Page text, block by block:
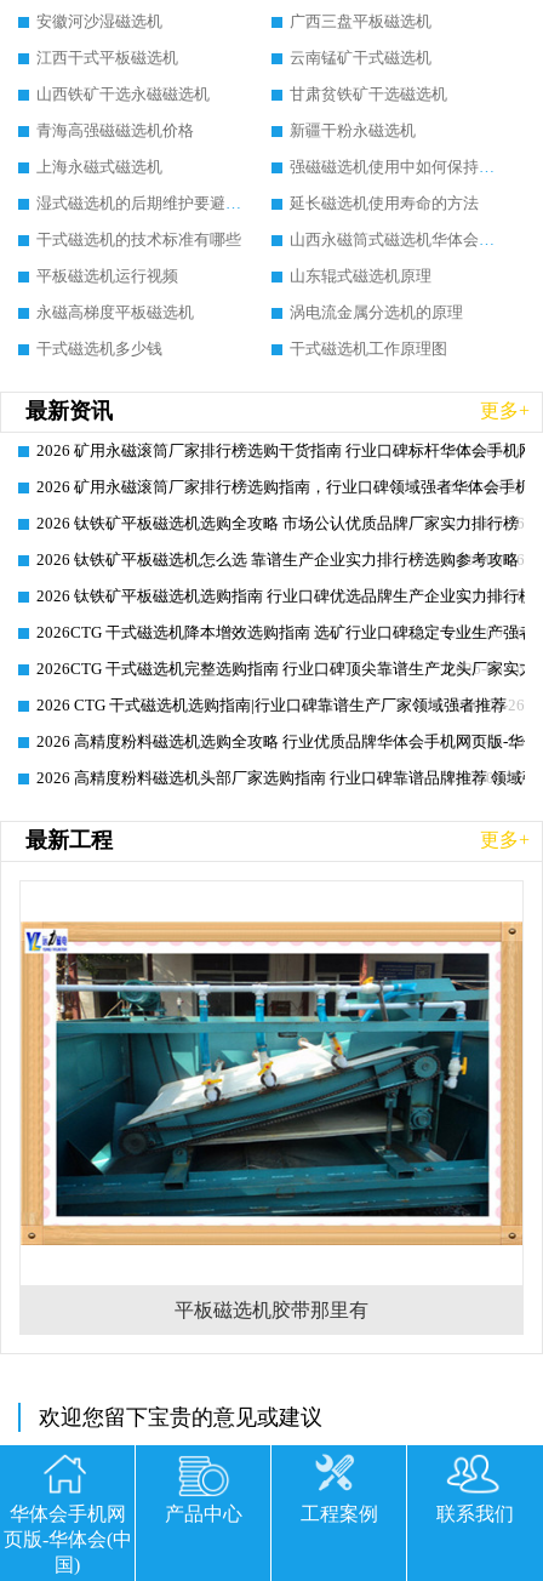
安徽河沙湿磁选机
广西三盘平板磁选机
江西干式平板磁选机
云南锰矿干式磁选机
山西铁矿干选永磁磁选机
甘肃贫铁矿干选磁选机
青海高强磁磁选机价格
新疆干粉永磁选机
上海永磁式磁选机
强磁磁选机使用中如何保持其顺畅运行
湿式磁选机的后期维护要避开哪些坑
延长磁选机使用寿命的方法
干式磁选机的技术标准有哪些
山西永磁筒式磁选机华体会手机网页版-华体会(中国)
平板磁选机运行视频
山东辊式磁选机原理
永磁高梯度平板磁选机
涡电流金属分选机的原理
干式磁选机多少钱
干式磁选机工作原理图
最新资讯 更多+
2026-06-26
2026 矿用永磁滚筒厂家排行榜选购干货指南 行业口碑标杆华体会手机网
2026-06-26
2026 矿用永磁滚筒厂家排行榜选购指南，行业口碑领域强者华体会手机
2026-06-26
2026 钛铁矿平板磁选机选购全攻略 市场公认优质品牌厂家实力排行榜
2026-06-26
2026 钛铁矿平板磁选机怎么选 靠谱生产企业实力排行榜选购参考攻略
2026-06-26
2026 钛铁矿平板磁选机选购指南 行业口碑优选品牌生产企业实力排行榜
2026-06-26
2026CTG 干式磁选机降本增效选购指南 选矿行业口碑稳定专业生产强者
2026-06-26
2026CTG 干式磁选机完整选购指南 行业口碑顶尖靠谱生产龙头厂家实力
2026-06-26
2026 CTG 干式磁选机选购指南|行业口碑靠谱生产厂家领域强者推荐
2026-06-26
2026 高精度粉料磁选机选购全攻略 行业优质品牌华体会手机网页版-华
2026-06-26
2026 高精度粉料磁选机头部厂家选购指南 行业口碑靠谱品牌推荐 领域
最新工程 更多+
平板磁选机胶带那里有
欢迎您留下宝贵的意见或建议
华体会手机网
页版-华体会(中
国)
产品中心 工程案例 联系我们